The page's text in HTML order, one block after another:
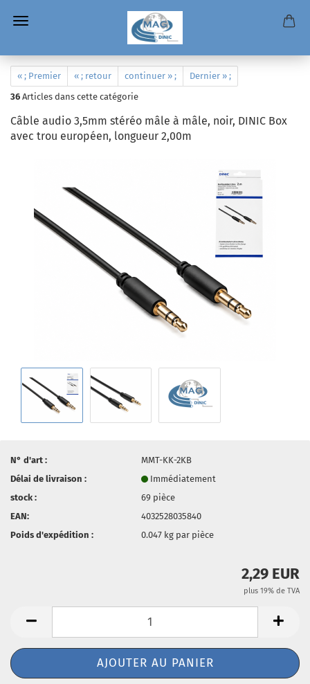
« ; Premier « ; retour continuer » ;
Dernier » ;
36 Articles dans cette catégorie
Câble audio 3,5mm stéréo mâle à mâle, noir, DINIC Box
avec trou européen, longueur 2,00m
N° d'art :
MMT-KK-2KB
Délai de livraison :
Immédiatement
stock :
69 pièce
EAN:
4032528035840
Poids d'expédition :
0.047 kg par pièce
2,29 EUR
plus 19% de TVA